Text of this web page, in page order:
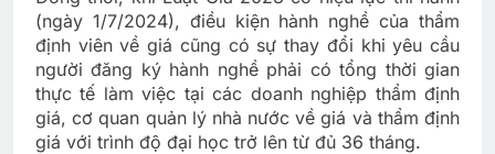
(ngày 1/7/2024), điều kiện hành nghề của thẩm
định viên về giá cũng có sự thay đổi khi yêu cầu
người đăng ký hành nghề phải có tổng thời gian
thực tế làm việc tại các doanh nghiệp thẩm định
giá, cơ quan quản lý nhà nước về giá và thẩm định
giá với trình độ đại học trở lên từ đủ 36 tháng.